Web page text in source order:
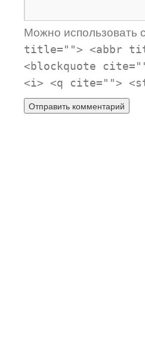
Можно использовать
title=""> <abbr
<blockquote
<i> <q cite="">